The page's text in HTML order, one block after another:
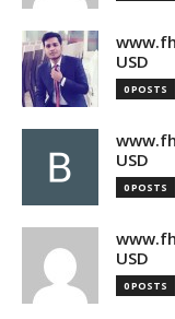
USD
0 POSTS
USD
0 POSTS
USD
0 POSTS